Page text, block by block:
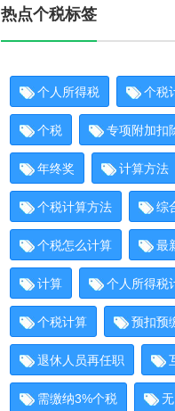
热点个税标签
个人所得税 个税
个税 专项附加扣
年终奖 计算方法
个税计算方法 综
个税怎么计算 最
计算 个人所得税
个税计算 预扣预
退休人员再任职
需缴纳3%个税